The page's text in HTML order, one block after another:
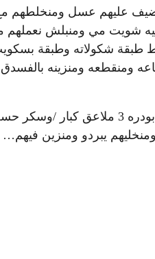
عليهم عسل ومنخلطهم مع
شويت مي ومنبلش نعملهم
طبقة شكولاته وطبقة
ومنقطعه ومنزينه بالفسدق
يبردو ومنزين فيهم…